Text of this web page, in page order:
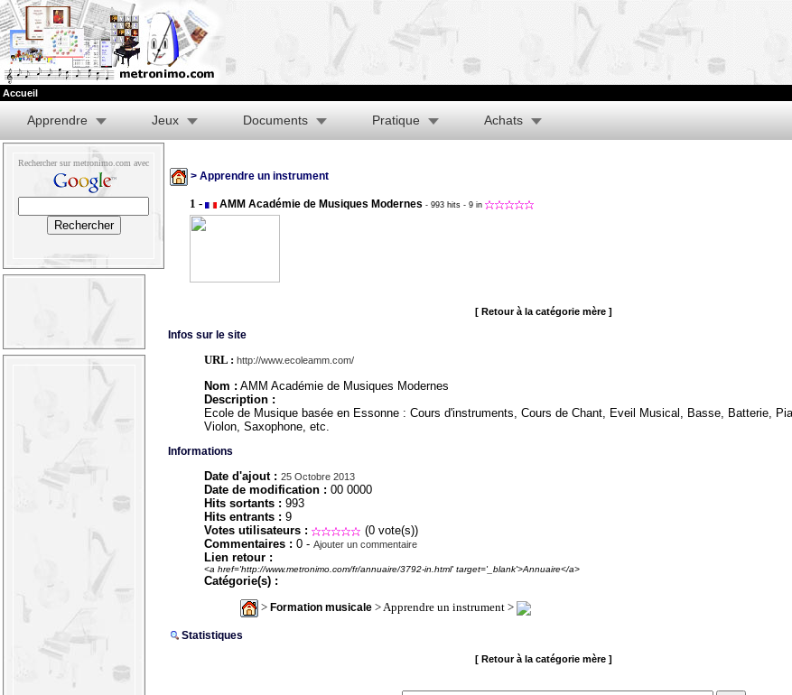
Accueil
Apprendre Jeux Documents Pratique Achats
Rechercher sur metronimo.com avec
> Apprendre un instrument
1 - AMM Académie de Musiques Modernes - 993 hits - 9 in
[ Retour à la catégorie mère ]
Infos sur le site
URL : http://www.ecoleamm.com/
Nom : AMM Académie de Musiques Modernes
Description :
Ecole de Musique basée en Essonne : Cours d'instruments, Cours de Chant, Eveil Musical, Basse, Batterie,
Violon, Saxophone, etc.
Informations
Date d'ajout : 25 Octobre 2013
Date de modification : 00 0000
Hits sortants : 993
Hits entrants : 9
Votes utilisateurs :
(0 vote(s))
Commentaires : 0 - Ajouter un commentaire
Lien retour :
<a href='http://www.metronimo.com/fr/annuaire/3792-in.html' target='_blank'>Annuaire</a>
Catégorie(s) :
> Formation musicale > Apprendre un instrument >
Statistiques
[ Retour à la catégorie mère ]